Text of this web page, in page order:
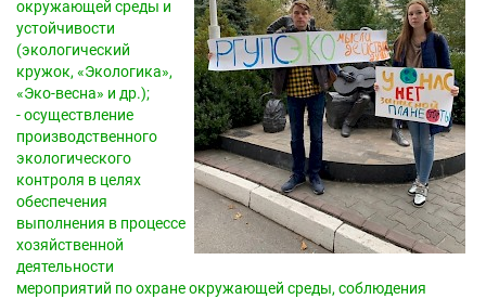
окружающей среды и
устойчивости
(экологический
кружок, «Экологика»,
«Эко-весна» и др.);
- осуществление
производственного
экологического
контроля в целях
обеспечения
выполнения в процессе
хозяйственной
деятельности
мероприятий по охране окружающей среды, соблюдения